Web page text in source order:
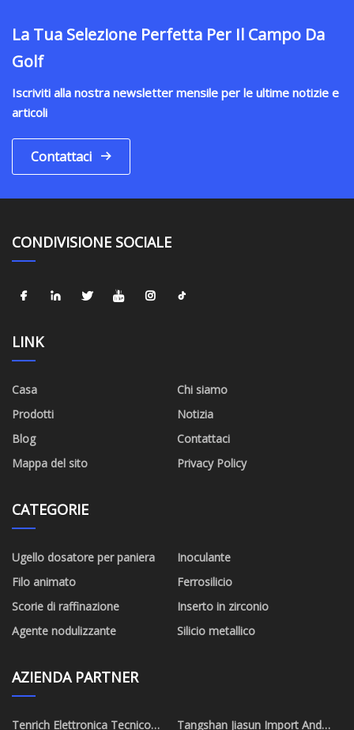
La Tua Selezione Perfetta Per Il Campo Da
Golf
Iscriviti alla nostra newsletter mensile per le ultime notizie e
articoli
Contattaci
CONDIVISIONE SOCIALE
LINK
Casa
Chi siamo
Prodotti
Notizia
Blog
Contattaci
Mappa del sito
Privacy Policy
CATEGORIE
Ugello dosatore per paniera
Inoculante
Filo animato
Ferrosilicio
Scorie di raffinazione
Inserto in zirconio
Agente nodulizzante
Silicio metallico
AZIENDA PARTNER
Tenrich Elettronica Tecnico Tangshan Jiasun Import And